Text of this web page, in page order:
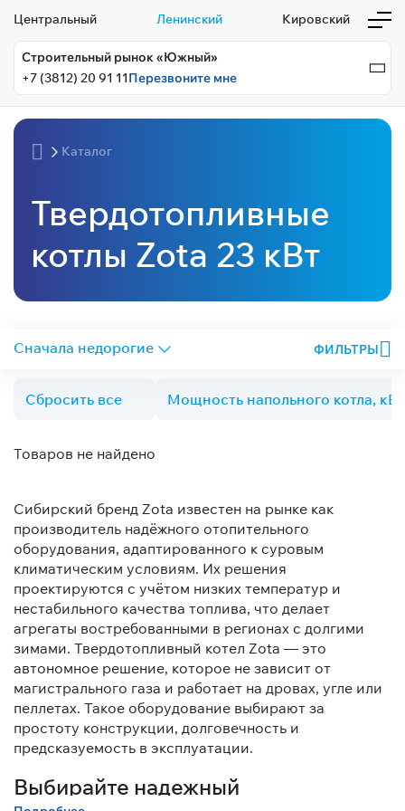
Центральный Ленинский Кировский
Строительный рынок «Южный»
+7 (3812) 20 91 11Перезвоните мне
Каталог
Твердотопливные
котлы Zota 23 кВт
ФИЛЬТРЫ
Сбросить все Мощность напольного котла,
Товаров не найдено
Сибирский бренд Zota известен на рынке как
производитель надёжного отопительного
оборудования, адаптированного к суровым
климатическим условиям. Их решения
проектируются с учётом низких температур и
нестабильного качества топлива, что делает
агрегаты востребованными в регионах с долгими
зимами. Твердотопливный котел Zota — это
автономное решение, которое не зависит от
магистрального газа и работает на дровах, угле или
пеллетах. Такое оборудование выбирают за
простоту конструкции, долговечность и
предсказуемость в эксплуатации.
Выбирайте надежный